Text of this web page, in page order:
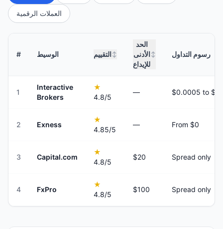
العملات الرقمية
# الوسيط التقييم ↕
الحد
الأدنى
للإيداع
↕ رسوم التداول
1
Interactive
Brokers
★
4.8/5
—
2 Exness
★
4.85/5
— From $0
3 Capital.com
★
4.8/5
$20 Spread only
4 FxPro
★
4.8/5
$100 Spread only